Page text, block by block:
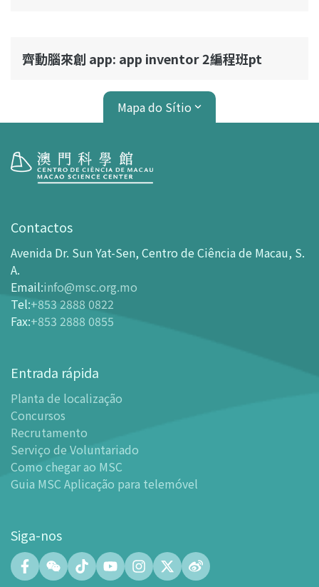
齊動腦來創 app: app inventor 2編程班pt
Mapa do Sítio
Horário de Funcionamento
Como chegar ao MSC
Bilheteira
- Comprar Ingressos On-line
- Ingressos e Tabela de Descontos
- Planta de localização
- Guia MSC Aplicação para telemóvel
Instalações
-
Mundo das Crianças
- Centro de Exibições
- Planetário
leitura
- Laboratório de Fabricação Digital (FABLAB)
- Laboratório de Redes (NetLab)
Contactos
Avenida Dr. Sun Yat-Sen, Centro de Ciência de Macau, S.
A.
Email:info@msc.org.mo
Tel:+853 2888 0822
Fax:+853 2888 0855
Entrada rápida
Planta de localização
Concursos
Recrutamento
Serviço de Voluntariado
Como chegar ao MSC
Guia MSC Aplicação para telemóvel
Siga-nos